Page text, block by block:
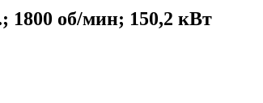
1800 об/мин; 150,2 кВт